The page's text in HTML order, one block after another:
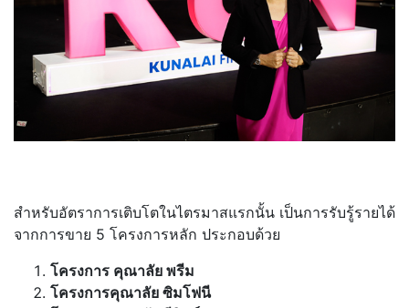
สำหรับอัตราการเติบโตในไตรมาสแรกนั้น เป็นการรับรู้รายได้
จากการขาย 5 โครงการหลัก ประกอบด้วย
โครงการ คุณาลัย พรีม
โครงการคุณาลัย ซิมโฟนี